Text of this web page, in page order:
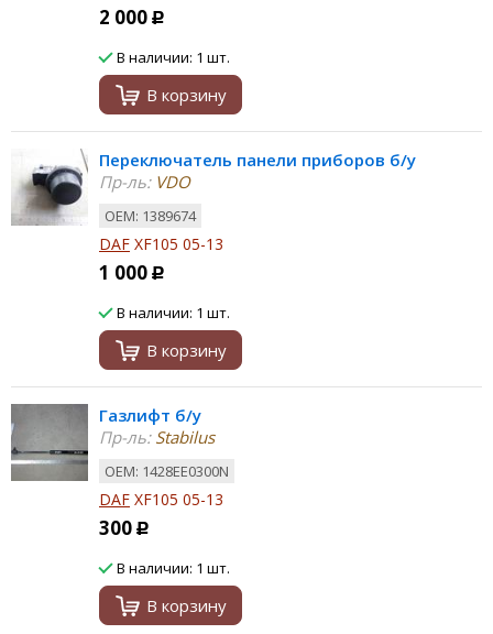
2 000 Р
В наличии: 1 шт.
В корзину
Переключатель панели приборов б/у
Пр-ль:VDO
ОЕМ: 1389674
DAF XF105 05-13
1 000 Р
В наличии: 1 шт.
В корзину
Газлифт б/у
Пр-ль:Stabilus
ОЕМ: 1428EE0300N
DAF XF105 05-13
300 Р
В наличии: 1 шт.
В корзину